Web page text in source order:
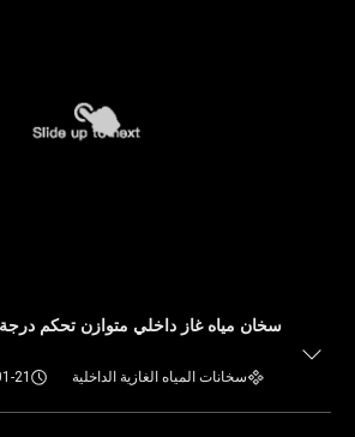
سخان مياه غاز داخلي متوازن تحكم درجة
سخانات المياه الغازية الداخلية 21